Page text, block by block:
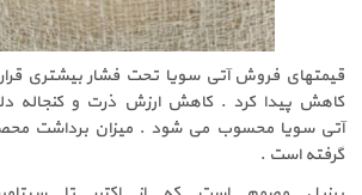
قیمتهای فروش آتی سویا تحت فشار بیشتری
کاهش پیدا کرد . کاهش ارزش ذرت و کنجاله
آتی سویا محسوب می شود . میزان برداشت
گرفته است .